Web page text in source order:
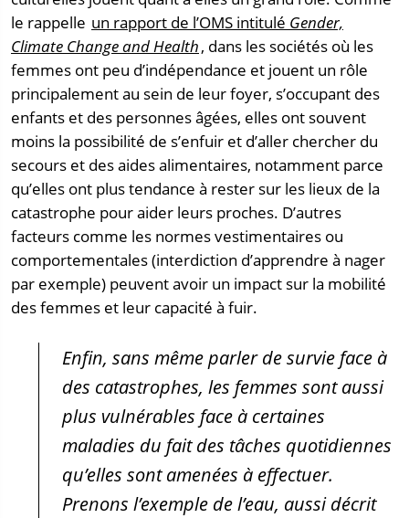
le rappelle un rapport de l’OMS intitulé Gender,
Climate Change and Health, dans les sociétés où les
femmes ont peu d’indépendance et jouent un rôle
principalement au sein de leur foyer, s’occupant des
enfants et des personnes âgées, elles ont souvent
moins la possibilité de s’enfuir et d’aller chercher du
secours et des aides alimentaires, notamment parce
qu’elles ont plus tendance à rester sur les lieux de la
catastrophe pour aider leurs proches. D’autres
facteurs comme les normes vestimentaires ou
comportementales (interdiction d’apprendre à nager
par exemple) peuvent avoir un impact sur la mobilité
des femmes et leur capacité à fuir.
Enfin, sans même parler de survie face à
des catastrophes, les femmes sont aussi
plus vulnérables face à certaines
maladies du fait des tâches quotidiennes
qu’elles sont amenées à effectuer.
Prenons l’exemple de l’eau, aussi décrit